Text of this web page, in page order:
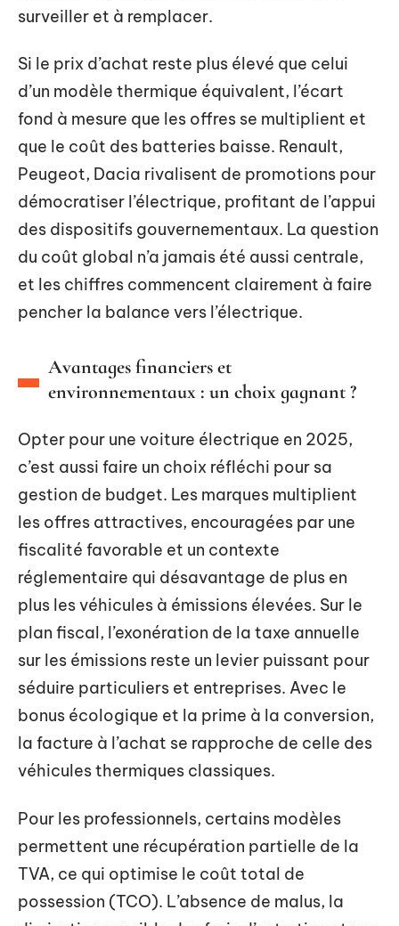
surveiller et à remplacer.
Si le prix d’achat reste plus élevé que celui
d’un modèle thermique équivalent, l’écart
fond à mesure que les offres se multiplient et
que le coût des batteries baisse. Renault,
Peugeot, Dacia rivalisent de promotions pour
démocratiser l’électrique, profitant de l’appui
des dispositifs gouvernementaux. La question
du coût global n’a jamais été aussi centrale,
et les chiffres commencent clairement à faire
pencher la balance vers l’électrique.
Avantages financiers et
environnementaux : un choix gagnant ?
Opter pour une voiture électrique en 2025,
c’est aussi faire un choix réfléchi pour sa
gestion de budget. Les marques multiplient
les offres attractives, encouragées par une
fiscalité favorable et un contexte
réglementaire qui désavantage de plus en
plus les véhicules à émissions élevées. Sur le
plan fiscal, l’exonération de la taxe annuelle
sur les émissions reste un levier puissant pour
séduire particuliers et entreprises. Avec le
bonus écologique et la prime à la conversion,
la facture à l’achat se rapproche de celle des
véhicules thermiques classiques.
Pour les professionnels, certains modèles
permettent une récupération partielle de la
TVA, ce qui optimise le coût total de
possession (TCO). L’absence de malus, la